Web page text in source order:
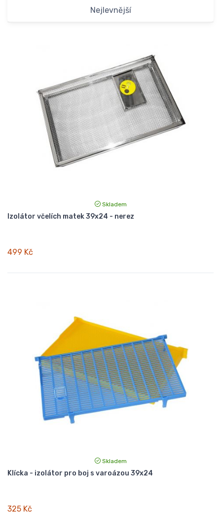
Nejlevnější
Skladem
Izolátor včelích matek 39x24 - nerez
499 Kč
Skladem
Klícka - izolátor pro boj s varoázou 39x24
325 Kč